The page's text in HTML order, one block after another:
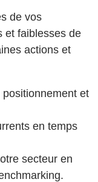
de vos
et faiblesses de
actions et
et
en temps
secteur en